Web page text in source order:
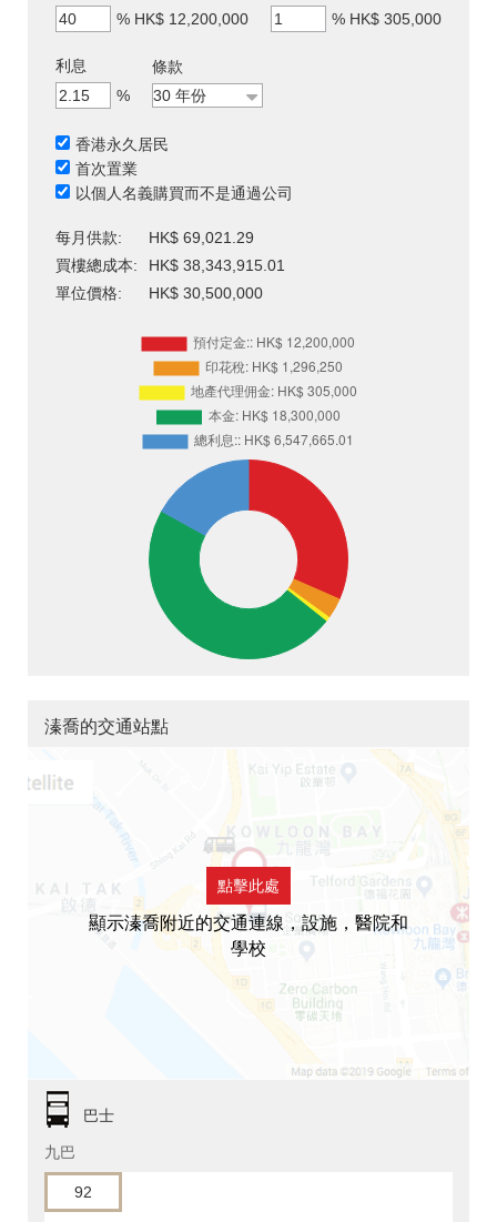
% HK$ 12,200,000
% HK$ 305,000
利息
%
條款
香港永久居民
首次置業
以個人名義購買而不是通過公司
每月供款:
HK$ 69,021.29
買樓總成本:
HK$ 38,343,915.01
單位價格:
HK$ 30,500,000
溱喬的交通站點
點擊此處
顯示溱喬附近的交通連線，設施，醫院和
學校
巴士
九巴
92